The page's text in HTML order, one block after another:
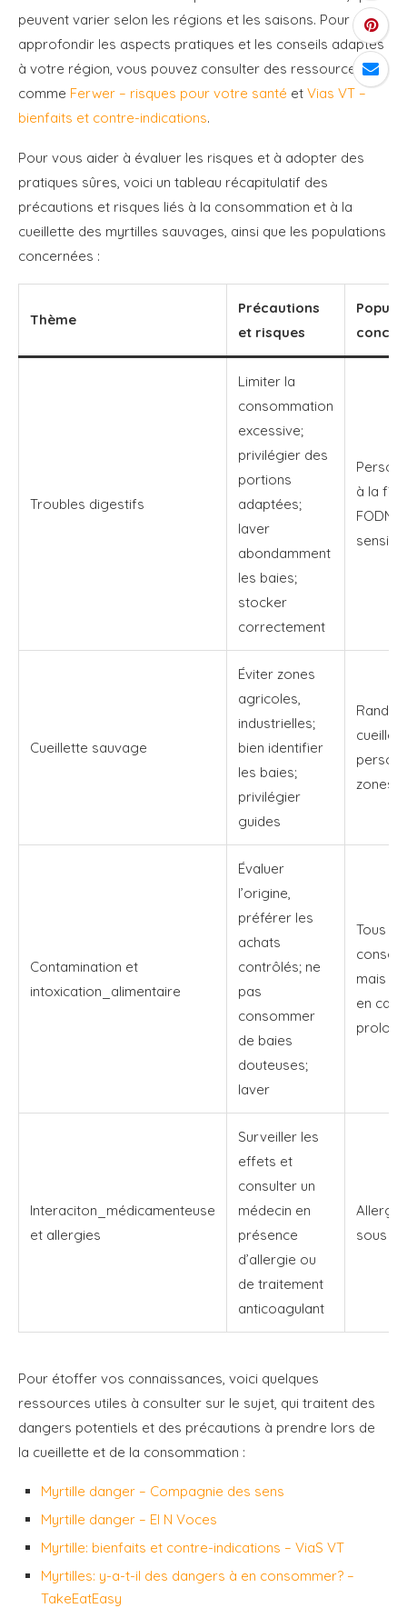
peuvent varier selon les régions et les saisons. Pour
approfondir les aspects pratiques et les conseils adaptés
à votre région, vous pouvez consulter des ressources
comme Ferwer – risques pour votre santé et Vias VT –
bienfaits et contre-indications.
Pour vous aider à évaluer les risques et à adopter des
pratiques sûres, voici un tableau récapitulatif des
précautions et risques liés à la consommation et à la
cueillette des myrtilles sauvages, ainsi que les populations
concernées :
Thème
Précautions
et risques
Troubles digestifs
Limiter la
consommation
excessive;
privilégier des
portions
adaptées;
laver
abondamment
les baies;
stocker
correctement
à la
Cueillette sauvage
Éviter zones
agricoles,
industrielles;
bien identifier
les baies;
privilégier
guides
zones
Contamination et
intoxication_alimentaire
Évaluer
l’origine,
préférer les
achats
contrôlés; ne
pas
consommer
de baies
douteuses;
laver
Tous les
mais
en cas
Interaciton_médicamenteuse
et allergies
Surveiller les
effets et
consulter un
médecin en
présence
d’allergie ou
de traitement
anticoagulant
sous
Pour étoffer vos connaissances, voici quelques
ressources utiles à consulter sur le sujet, qui traitent des
dangers potentiels et des précautions à prendre lors de
la cueillette et de la consommation :
Myrtille danger – Compagnie des sens
Myrtille danger – El N Voces
Myrtille: bienfaits et contre-indications – ViaS VT
Myrtilles: y-a-t-il des dangers à en consommer? –
TakeEatEasy